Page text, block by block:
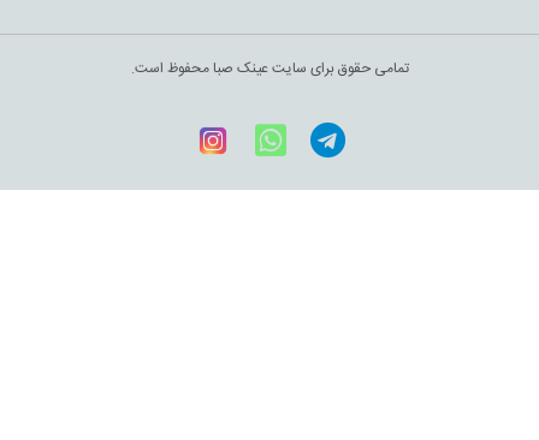
تمامی حقوق برای سایت عینک صبا محفوظ است.
Telegram
WhatsApp
اینستاگرام